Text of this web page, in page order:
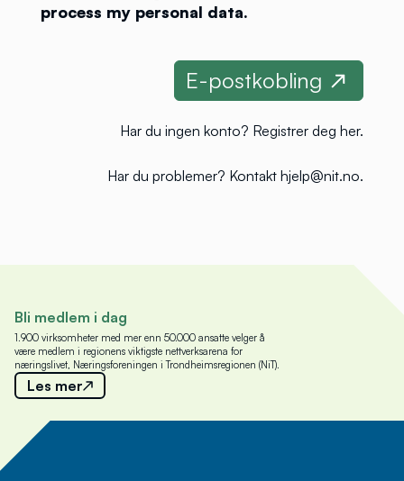
process my personal data.
Har du ingen konto? Registrer deg her.
Har du problemer? Kontakt hjelp@nit.no.
Bli medlem i dag
1.900 virksomheter med mer enn 50.000 ansatte velger å
være medlem i regionens viktigste nettverksarena for
næringslivet, Næringsforeningen i Trondheimsregionen (NiT).
Les mer